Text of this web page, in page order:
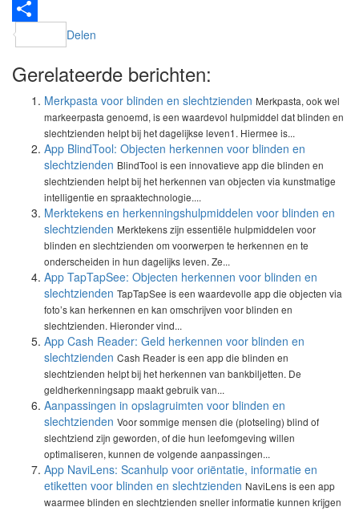
LinkedIn
Delen
Gerelateerde berichten:
Merkpasta voor blinden en slechtzienden Merkpasta, ook wel
markeerpasta genoemd, is een waardevol hulpmiddel dat blinden en
slechtzienden helpt bij het dagelijkse leven1. Hiermee is...
App BlindTool: Objecten herkennen voor blinden en
slechtzienden BlindTool is een innovatieve app die blinden en
slechtzienden helpt bij het herkennen van objecten via kunstmatige
intelligentie en spraaktechnologie....
Merktekens en herkenningshulpmiddelen voor blinden en
slechtzienden Merktekens zijn essentiële hulpmiddelen voor
blinden en slechtzienden om voorwerpen te herkennen en te
onderscheiden in hun dagelijks leven. Ze...
App TapTapSee: Objecten herkennen voor blinden en
slechtzienden TapTapSee is een waardevolle app die objecten via
foto’s kan herkennen en kan omschrijven voor blinden en
slechtzienden. Hieronder vind...
App Cash Reader: Geld herkennen voor blinden en
slechtzienden Cash Reader is een app die blinden en
slechtzienden helpt bij het herkennen van bankbiljetten. De
geldherkenningsapp maakt gebruik van...
Aanpassingen in opslagruimten voor blinden en
slechtzienden Voor sommige mensen die (plotseling) blind of
slechtziend zijn geworden, of die hun leefomgeving willen
optimaliseren, kunnen de volgende aanpassingen...
App NaviLens: Scanhulp voor oriëntatie, informatie en
etiketten voor blinden en slechtzienden NaviLens is een app
waarmee blinden en slechtzienden sneller informatie kunnen krijgen